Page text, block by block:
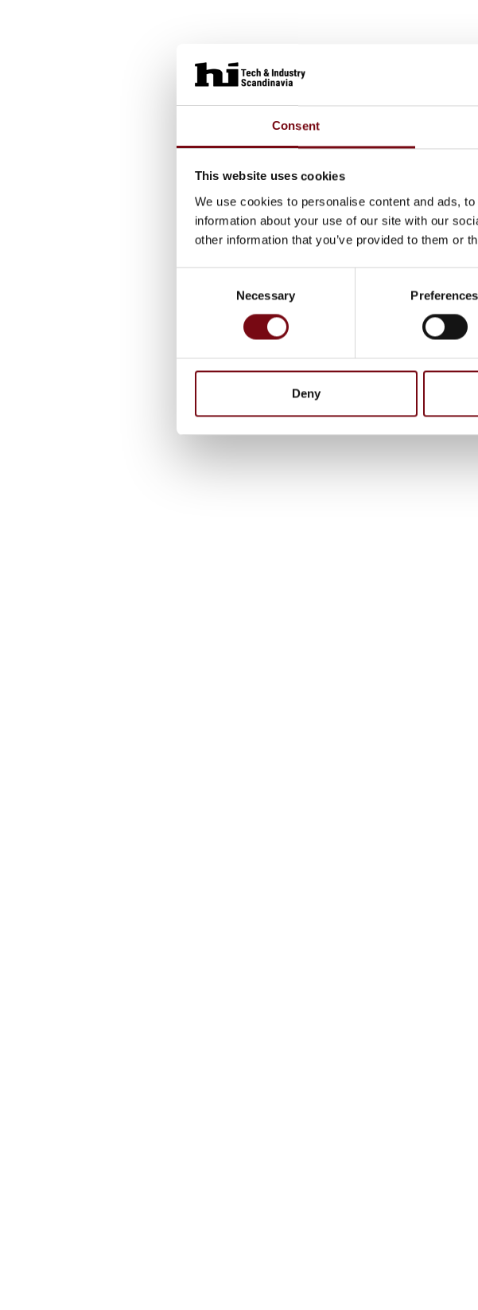
Consent
This website uses cookies
We use cookies to personalise content and ads,
information about your use of our site with our
other information that you’ve provided to them or
Necessary Preferences
Deny